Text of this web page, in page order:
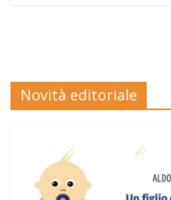
Novità editoriale